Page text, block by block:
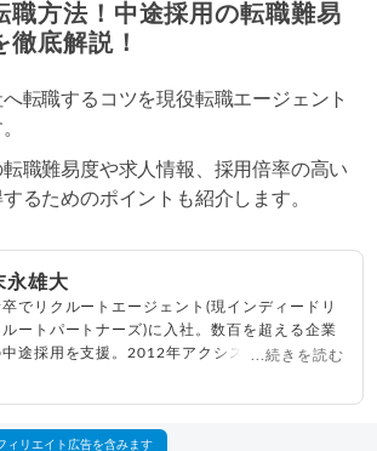
職方法！中途採用の転職難易
徹底解説！
転職するコツを現役転職エージェント
職難易度や求人情報、採用倍率の高い
るためのポイントも紹介します。
永雄大
卒でリクルートエージェント(現インディードリ
ルートパートナーズ)に入社。数百を超える企業
中途採用を支援。2012年アクシス(株)設立、代
ない転職エージェント
...続きを読む
ィリエイト広告を含みます